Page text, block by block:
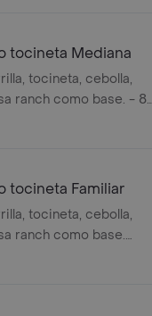
tocineta Mediana
tocineta, cebolla,
ranch como base. - 8
Salsa de Ajo,
tocineta Familiar
tocineta, cebolla,
ranch como base.
Ajo, Sazonador